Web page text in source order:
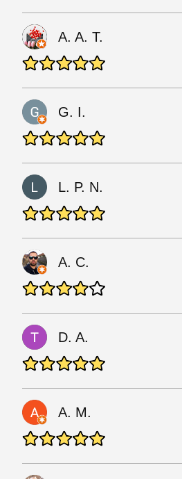
A. A. T.
G. I.
L. P. N.
A. C.
D. A.
A. M.